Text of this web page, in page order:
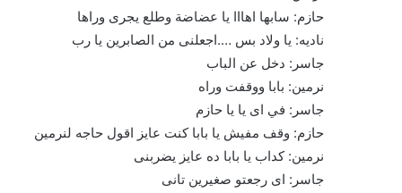
حازم: سابها اهااا يا عضاضة وطلع يجرى وراها
ناديه: يا ولاد بس ….اجعلنى من الصابرين يا رب
جاسر: دخل عن الباب
نرمين: بابا ووقفت وراه
جاسر: في اى يا يا حازم
حازم: وقف مفيش يا بابا كنت عايز اقول حاجه لنرمين
نرمين: كداب يا بابا ده عايز يضربنى
جاسر: اى رجعتو صغيرين تانى